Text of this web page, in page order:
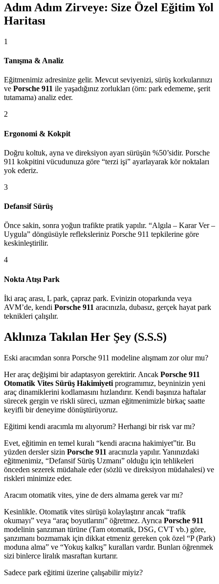
Adım Adım Zirveye: Size Özel Eğitim Yol
Haritası
1
Tanışma & Analiz
Eğitmenimiz adresinize gelir. Mevcut seviyenizi, sürüş korkularınızı
ve Porsche 911 ile yaşadığınız zorlukları (örn: park edememe, şerit
tutamama) analiz eder.
2
Ergonomi & Kokpit
Doğru koltuk, ayna ve direksiyon ayarı sürüşün %50’sidir. Porsche
911 kokpitini vücudunuza göre “terzi işi” ayarlayarak kör noktaları
yok ederiz.
3
Defansif Sürüş
Önce sakin, sonra yoğun trafikte pratik yapılır. “Algıla – Karar Ver –
Uygula” döngüsüyle refleksleriniz Porsche 911 tepkilerine göre
keskinleştirilir.
4
Nokta Atışı Park
İki araç arası, L park, çapraz park. Evinizin otoparkında veya
AVM’de, kendi Porsche 911 aracınızla, dubasız, gerçek hayat park
teknikleri çalışılır.
Aklınıza Takılan Her Şey (S.S.S)
Eski aracımdan sonra Porsche 911 modeline alışmam zor olur mu?
Her araç değişimi bir adaptasyon gerektirir. Ancak Porsche 911
Otomatik Vites Sürüş Hakimiyeti programımız, beyninizin yeni
araç dinamiklerini kodlamasını hızlandırır. Kendi başınıza haftalar
sürecek gergin ve riskli süreci, uzman eğitmenimizle birkaç saatte
keyifli bir deneyime dönüştürüyoruz.
Eğitimi kendi aracımla mı alıyorum? Herhangi bir risk var mı?
Evet, eğitimin en temel kuralı “kendi aracına hakimiyet”tir. Bu
yüzden dersler sizin Porsche 911 aracınızla yapılır. Yanınızdaki
eğitmenimiz, “Defansif Sürüş Uzmanı” olduğu için tehlikeleri
önceden sezerek müdahale eder (sözlü ve direksiyon müdahalesi) ve
riskleri minimize eder.
Aracım otomatik vites, yine de ders almama gerek var mı?
Kesinlikle. Otomatik vites sürüşü kolaylaştırır ancak “trafik
okumayı” veya “araç boyutlarını” öğretmez. Ayrıca Porsche 911
modelinin şanzıman türüne (Tam otomatik, DSG, CVT vb.) göre,
şanzımanı bozmamak için dikkat etmeniz gereken çok özel “P (Park)
moduna alma” ve “Yokuş kalkış” kuralları vardır. Bunları öğrenmek
sizi binlerce liralık masraftan kurtarır.
Sadece park eğitimi üzerine çalışabilir miyiz?